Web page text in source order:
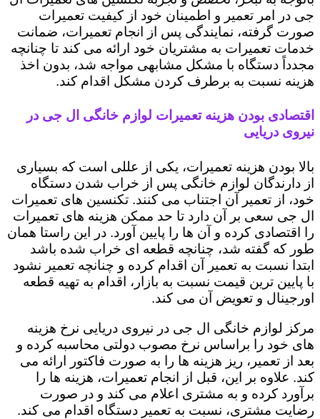
جی در امر تعمیر و اطمینان خود از کیفیت تعمیرات
صورت گرفته، نمایندگی پس از انجام تعمیرات، ضمانت
خدمات تعمیرات به مشتریان خود ارائه می کند تا چنانچه
مجدداً دستگاه با مشکل مشابهی مواجه شد، بدون اخذ
هزینه نسبت به برطرف کردن مشکل اقدام کند.
اقتصادی بودن هزینه تعمیرات لوازم خانگی ال جی در
نیروی دریایی
بالا بودن هزینه تعمیرات، یکی از عللی است که بسیاری
از دارندگان لوازم خانگی پس از خراب شدن دستگاه
خود، از تعمیر آن اجتناب می کنند. تکنسین های تعمیرات
ال جی سعی بر آن دارد تا حد ممکن هزینه های تعمیرات
را اقتصادی کرده و آن ها را پایین آورد. در این راستا همان
طور که گفته شد، چنانچه قطعه ای خراب شده باشد
ابتدا نسبت به تعمیر آن اقدام کرده و چنانچه تعمیر نشود
با پایین ترین قیمت نسبت به بازار، اقدام به تهیه قطعه
اورجینال و تعویض آن می کند.
مرکز لوازم خانگی ال جی در نیروی دریایی نرخ هزینه
های خود را براساس نرخ مصوب دولتی محاسبه کرده و
بعد از تعمیر، ریز هزینه ها را به صورت فاکتور ارائه می
کند. علاوه بر این، قبل از انجام تعمیرات، هزینه ها را
برآورد کرده و به مشتری اعلام می کند و در صورت
رضایت مشتری، نسبت به تعمیر دستگاه اقدام می کند.